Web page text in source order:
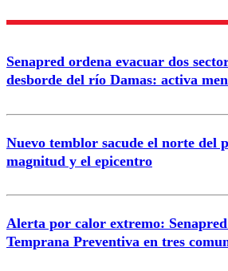
Correo
Senapred ordena evacuar dos
desborde del río Damas: activa
Nuevo temblor sacude el norte del
magnitud y el epicentro
Alerta por calor extremo:
Temprana Preventiva en tres